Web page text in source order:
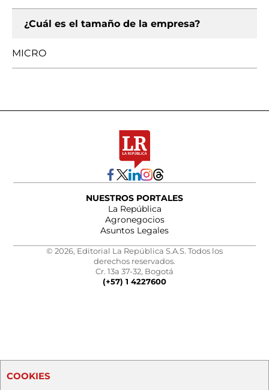
¿Cuál es el tamaño de la empresa?
MICRO
NUESTROS PORTALES
La República
Agronegocios
Asuntos Legales
© 2026, Editorial La República S.A.S. Todos los
derechos reservados.
Cr. 13a 37-32, Bogotá
(+57) 1 4227600
COOKIES